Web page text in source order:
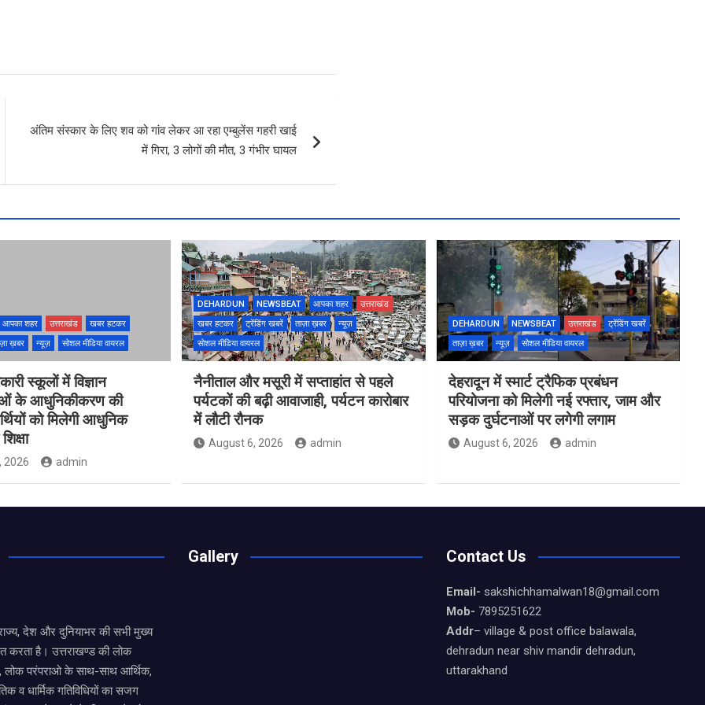
अंतिम संस्कार के लिए शव को गांव लेकर आ रहा एम्बुलेंस गहरी खाई
में गिरा, 3 लोगों की मौत, 3 गंभीर घायल
आपका शहर उत्तराखंड
खबर हटकर
ख़बर न्यूज़ सोशल मीडिया वायरल
स्कूलों में विज्ञान
के आधुनिकीकरण की
को मिलेगी आधुनिक
2026 admin
DEHARDUN NEWSBEAT आपका शहर
उत्तराखंड
खबर हटकर
ट्रेंडिंग खबरें ताज़ा ख़बर
न्यूज़
सोशल मीडिया वायरल
नैनीताल और मसूरी में सप्ताहांत से पहले
पर्यटकों की बढ़ी आवाजाही, पर्यटन कारोबार
में लौटी रौनक
August 6, 2026 admin
DEHARDUN NEWSBEAT उत्तराखंड
ट्रेंडिंग खबरें
ताज़ा ख़बर
न्यूज़ सोशल मीडिया वायरल
देहरादून में स्मार्ट ट्रैफिक प्रबंधन
परियोजना को मिलेगी नई रफ्तार, जाम और
सड़क दुर्घटनाओं पर लगेगी लगाम
August 6, 2026 admin
देश और दुनियाभर की सभी मुख्य
करता है। उत्तराखण्ड की लोक
लोक परंपराओ के साथ-साथ आर्थिक,
व धार्मिक गतिविधियों का सजग
Gallery Contact Us
Email- sakshichhamalwan18@gmail.com
Mob- 7895251622
Addr– village & post office balawala,
dehradun near shiv mandir dehradun,
uttarakhand